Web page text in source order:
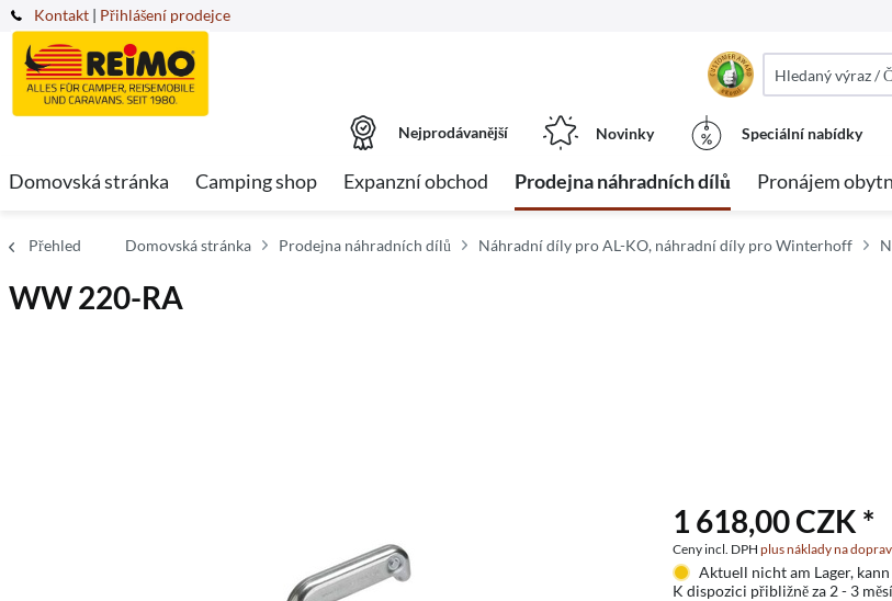
Kontakt | Přihlášení prodejce
Nejprodávanější Novinky Speciální nabídky
Domovská stránka Camping shop Expanzní obchod Prodejna náhradních dílů Pronájem
Přehled Domovská stránka Prodejna náhradních dílů Náhradní díly pro AL-KO, náhradní díly pro Winterhoff
WW 220-RA
1 618,00 CZK *
Ceny incl. DPHplus náklady na
Aktuell nicht am Lager,
K dispozici přibližně za 2 - 3